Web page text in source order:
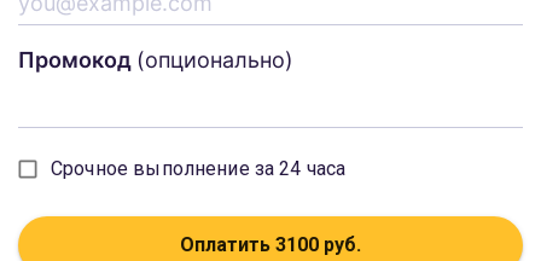
Промокод (опционально)
Срочное выполнение за 24 часа
Оплатить 3100 руб.